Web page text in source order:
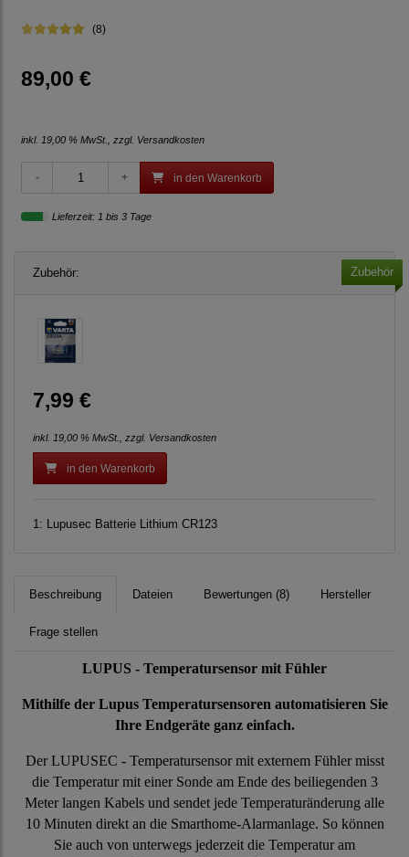
(8)
89,00 €
inkl. 19,00 % MwSt., zzgl. Versandkosten
in den Warenkorb
Lieferzeit: 1 bis 3 Tage
Zubehör: Zubehör
7,99 €
inkl. 19,00 % MwSt., zzgl. Versandkosten
in den Warenkorb
1: Lupusec Batterie Lithium CR123
Beschreibung Dateien Bewertungen (8) Hersteller
Frage stellen
LUPUS - Temperatursensor mit Fühler
Mithilfe der Lupus Temperatursensoren automatisieren Sie
Ihre Endgeräte ganz einfach.
Der LUPUSEC - Temperatursensor mit externem Fühler misst
die Temperatur mit einer Sonde am Ende des beiliegenden 3
Meter langen Kabels und sendet jede Temperaturänderung alle
10 Minuten direkt an die Smarthome-Alarmanlage. So können
Sie auch von unterwegs jederzeit die Temperatur am